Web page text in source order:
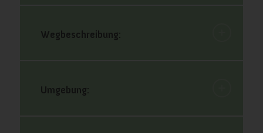
Wegbeschreibung:
Umgebung: